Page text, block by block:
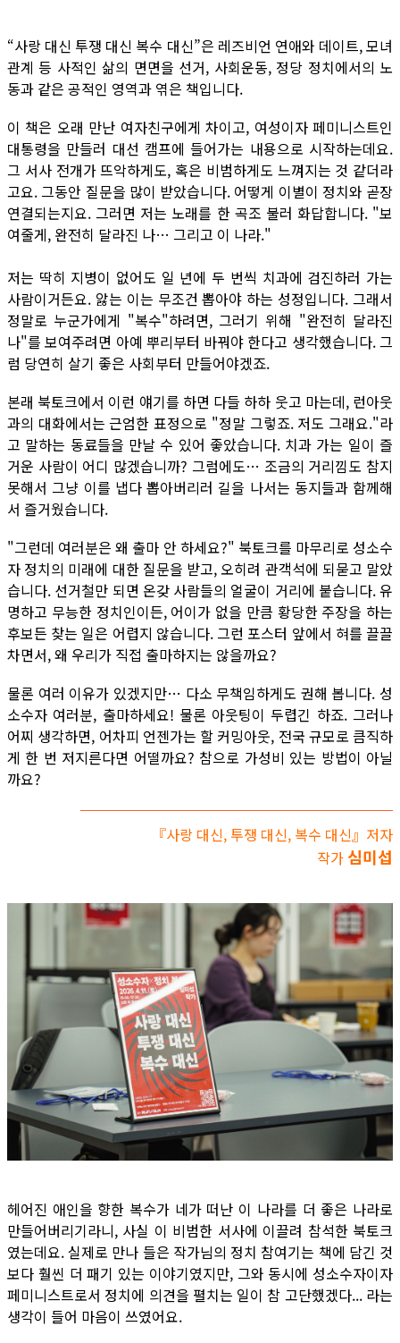
“사랑 대신 투쟁 대신 복수 대신”은 레즈비언 연애와 데이트, 모녀
관계 등 사적인 삶의 면면을 선거, 사회운동, 정당 정치에서의 노
동과 같은 공적인 영역과 엮은 책입니다.
이 책은 오래 만난 여자친구에게 차이고, 여성이자 페미니스트인
대통령을 만들러 대선 캠프에 들어가는 내용으로 시작하는데요.
그 서사 전개가 뜨악하게도, 혹은 비범하게도 느껴지는 것 같더라
고요. 그동안 질문을 많이 받았습니다. 어떻게 이별이 정치와 곧장
연결되는지요. 그러면 저는 노래를 한 곡조 불러 화답합니다. "보
여줄게, 완전히 달라진 나… 그리고 이 나라."
저는 딱히 지병이 없어도 일 년에 두 번씩 치과에 검진하러 가는
사람이거든요. 앓는 이는 무조건 뽑아야 하는 성정입니다. 그래서
정말로 누군가에게 "복수"하려면, 그러기 위해 "완전히 달라진
나"를 보여주려면 아예 뿌리부터 바꿔야 한다고 생각했습니다. 그
럼 당연히 살기 좋은 사회부터 만들어야겠죠.
본래 북토크에서 이런 얘기를 하면 다들 하하 웃고 마는데, 런아웃
과의 대화에서는 근엄한 표정으로 "정말 그렇죠. 저도 그래요."라
고 말하는 동료들을 만날 수 있어 좋았습니다. 치과 가는 일이 즐
거운 사람이 어디 많겠습니까? 그럼에도… 조금의 거리낌도 참지
못해서 그냥 이를 냅다 뽑아버리러 길을 나서는 동지들과 함께해
서 즐거웠습니다.
"그런데 여러분은 왜 출마 안 하세요?" 북토크를 마무리로 성소수
자 정치의 미래에 대한 질문을 받고, 오히려 관객석에 되묻고 말았
습니다. 선거철만 되면 온갖 사람들의 얼굴이 거리에 붙습니다. 유
명하고 무능한 정치인이든, 어이가 없을 만큼 황당한 주장을 하는
후보든 찾는 일은 어렵지 않습니다. 그런 포스터 앞에서 혀를 끌끌
차면서, 왜 우리가 직접 출마하지는 않을까요?
물론 여러 이유가 있겠지만… 다소 무책임하게도 권해 봅니다. 성
소수자 여러분, 출마하세요! 물론 아웃팅이 두렵긴 하죠. 그러나
어찌 생각하면, 어차피 언젠가는 할 커밍아웃, 전국 규모로 큼직하
게 한 번 저지른다면 어떨까요? 참으로 가성비 있는 방법이 아닐
까요?
『사랑 대신, 투쟁 대신, 복수 대신』저자
작가 심미섭
헤어진 애인을 향한 복수가 네가 떠난 이 나라를 더 좋은 나라로
만들어버리기라니, 사실 이 비범한 서사에 이끌려 참석한 북토크
였는데요. 실제로 만나 들은 작가님의 정치 참여기는 책에 담긴 것
보다 훨씬 더 패기 있는 이야기였지만, 그와 동시에 성소수자이자
페미니스트로서 정치에 의견을 펼치는 일이 참 고단했겠다... 라는
생각이 들어 마음이 쓰였어요.